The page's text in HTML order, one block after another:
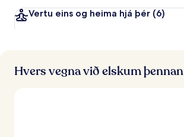
Vertu eins og heima hjá þér (6)
Hvers vegna við elskum